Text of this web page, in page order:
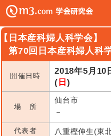
日本産科婦人科学会】
第70回日本産科婦人科
開催日時
2018年5月10
( 日 )
場 所
仙台市
－
代表者 八重樫伸生(東